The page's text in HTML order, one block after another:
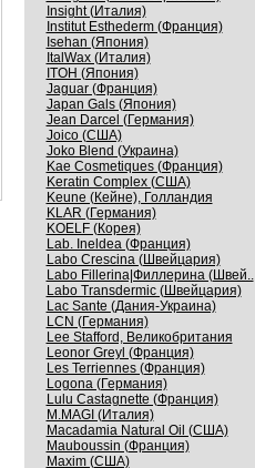
Insight (Италия)
Institut Esthederm (Франция)
Isehan (Япония)
ItalWax (Италия)
ITOH (Япония)
Jaguar (Франция)
Japan Gals (Япония)
Jean Darcel (Германия)
Joico (США)
Joko Blend (Украина)
Kaе Cosmеtiques (Франция)
Keratin Complex (США)
Keune (Кейне), Голландия
KLAR (Германия)
KOELF (Корея)
Lab. Ineldea (Франция)
Labo Crescina (Швейцария)
Labo Fillerina|Филлерина (Швей..
Labo Transdermic (Швейцария)
Lac Sante (Дания-Украина)
LCN (Германия)
Lee Stafford, Великобритания
Leonor Greyl (Франция)
Les Terriennes (Франция)
Logona (Германия)
Lulu Castagnette (Франция)
M.MAGI (Италия)
Macadamia Natural Oil (США)
Mauboussin (Франция)
Maxim (США)